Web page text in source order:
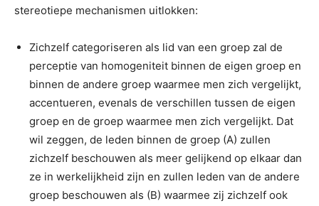
stereotiepe mechanismen uitlokken:
Zichzelf categoriseren als lid van een groep zal de
perceptie van homogeniteit binnen de eigen groep en
binnen de andere groep waarmee men zich vergelijkt,
accentueren, evenals de verschillen tussen de eigen
groep en de groep waarmee men zich vergelijkt. Dat
wil zeggen, de leden binnen de groep (A) zullen
zichzelf beschouwen als meer gelijkend op elkaar dan
ze in werkelijkheid zijn en zullen leden van de andere
groep beschouwen als (B) waarmee zij zichzelf ook